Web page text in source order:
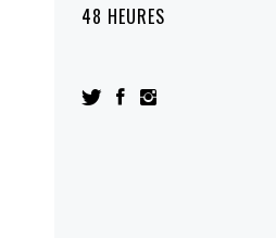
48 HEURES